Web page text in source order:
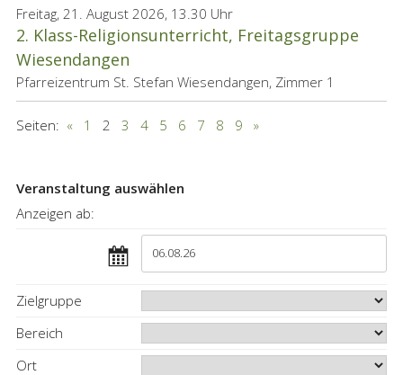
Freitag, 21. August 2026, 13.30 Uhr
2. Klass-Religionsunterricht, Freitagsgruppe
Wiesendangen
Pfarreizentrum St. Stefan Wiesendangen, Zimmer 1
Seiten: « 1 2 3 4 5 6 7 8 9 »
Haupt-
Sidebar
Veranstaltung auswählen
Anzeigen ab:
Zielgruppe
Bereich
Ort